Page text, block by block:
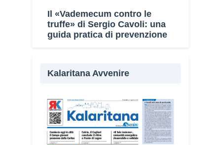
Il «Vademecum contro le
truffe» di Sergio Cavoli: una
guida pratica di prevenzione
Kalaritana Avvenire